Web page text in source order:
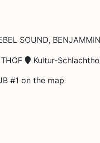
SOUND,
Kultur-
#1 on the map